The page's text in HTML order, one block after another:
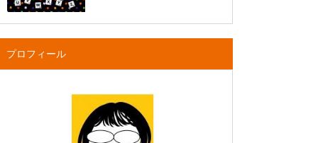
プロフィール